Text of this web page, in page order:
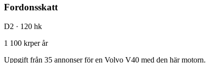
Fordonsskatt
D2 · 120 hk
1 100 krper år
Uppgift från 35 annonser för en Volvo V40 med den här motorn.